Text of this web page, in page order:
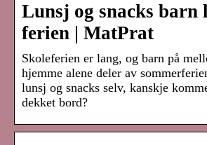
Lunsj og snacks barn
ferien | MatPrat
Skoleferien er lang, og barn på
hjemme alene deler av
lunsj og snacks selv, kanskje
dekket bord?